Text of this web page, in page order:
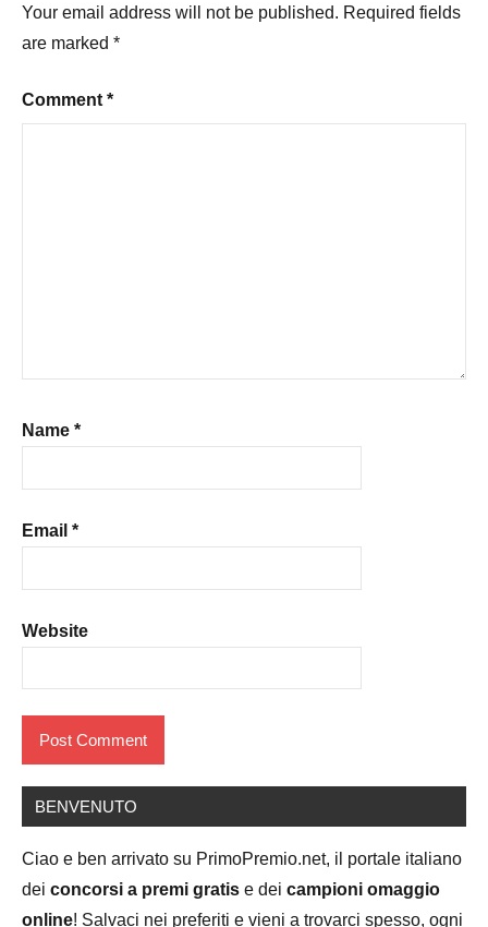
Your email address will not be published. Required fields
are marked *
Comment *
Name *
Email *
Website
BENVENUTO
Ciao e ben arrivato su PrimoPremio.net, il portale italiano
dei concorsi a premi gratis e dei campioni omaggio
online! Salvaci nei preferiti e vieni a trovarci spesso, ogni